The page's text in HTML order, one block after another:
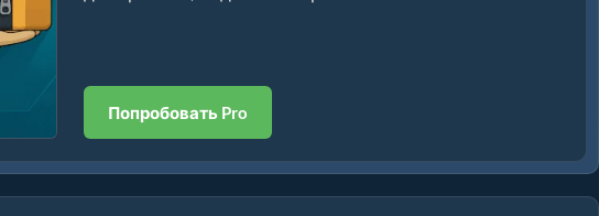
Попробовать Pro